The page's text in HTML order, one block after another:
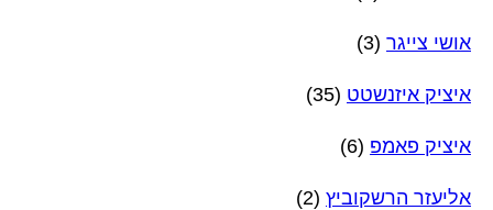
אושי צייגר (3)
איציק איזנשטט (35)
איציק פאמפ (6)
אליעזר הרשקוביץ (2)